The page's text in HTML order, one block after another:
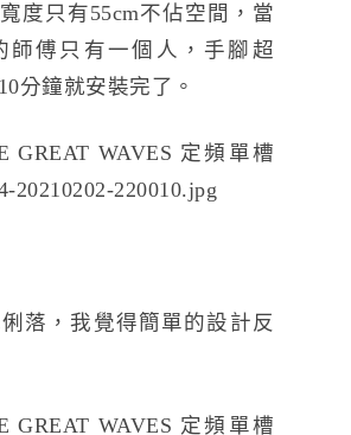
度只有55cm不佔空間，當
師傅只有一個人，手腳超
分鐘就安裝完了。
落，我覺得簡單的設計反